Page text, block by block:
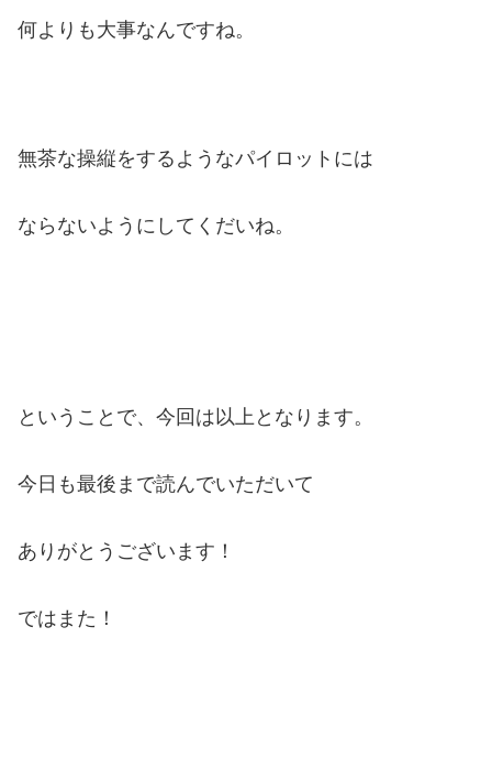
何よりも大事なんですね。
無茶な操縦をするようなパイロットには
ならないようにしてくだいね。
ということで、今回は以上となります。
今日も最後まで読んでいただいて
ありがとうございます！
ではまた！